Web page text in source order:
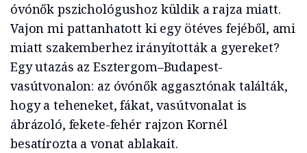
óvónők pszichológushoz küldik a rajza miatt.
Vajon mi pattanhatott ki egy ötéves fejéből, ami
miatt szakemberhez irányították a gyereket?
Egy utazás az Esztergom–Budapest-
vasútvonalon: az óvónők aggasztónak találták,
hogy a teheneket, fákat, vasútvonalat is
ábrázoló, fekete-fehér rajzon Kornél
besatírozta a vonat ablakait.